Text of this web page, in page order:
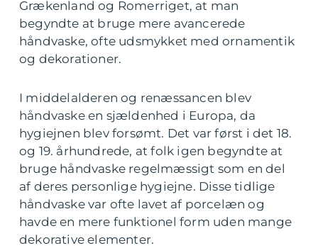
Grækenland og Romerriget, at man
begyndte at bruge mere avancerede
håndvaske, ofte udsmykket med ornamentik
og dekorationer.
I middelalderen og renæssancen blev
håndvaske en sjældenhed i Europa, da
hygiejnen blev forsømt. Det var først i det 18.
og 19. århundrede, at folk igen begyndte at
bruge håndvaske regelmæssigt som en del
af deres personlige hygiejne. Disse tidlige
håndvaske var ofte lavet af porcelæn og
havde en mere funktionel form uden mange
dekorative elementer.